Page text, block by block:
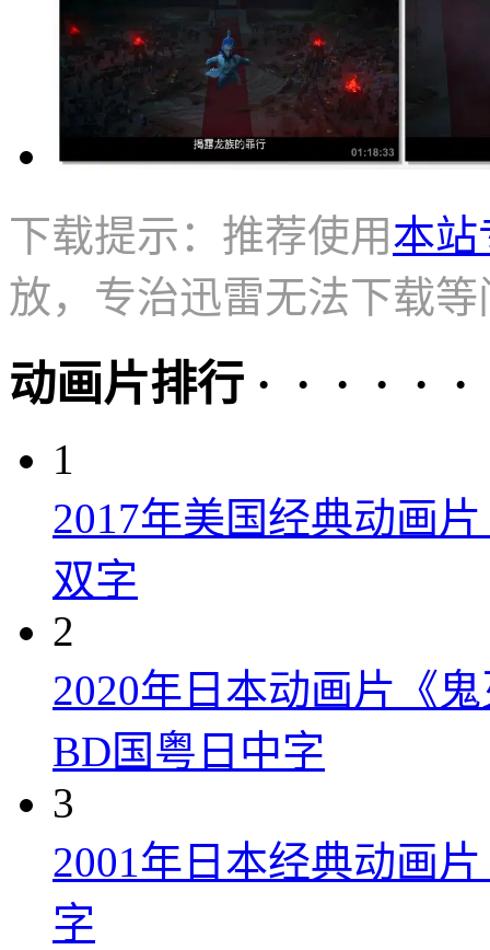
下载提示：推荐使用本站
放，专治迅雷无法下载等
动画片排行 · · · · · ·
1
2017年美国经典动画
双字
2
2020年日本动画片《
BD国粤日中字
3
2001年日本经典动画
字